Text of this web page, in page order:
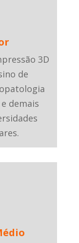
3D
de
demais